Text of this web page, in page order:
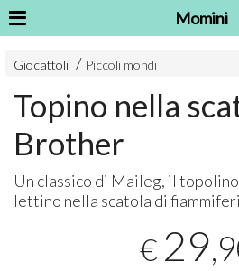
Momini
Giocattoli Piccoli mondi
Topino nella
Brother
Un classico di Maileg, il
lettino nella scatola di fiammiferi
€ 29